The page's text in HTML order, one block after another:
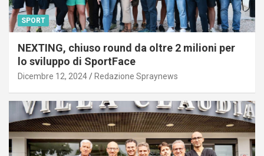
SPORT
NEXTING, chiuso round da oltre 2 milioni per
lo sviluppo di SportFace
Dicembre 12, 2024 Redazione Spraynews